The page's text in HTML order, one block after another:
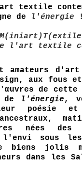
textile
de
l'énergie
l'art textile
d'art
aux
de cette
l'énergie,
poésie et
nées des
l'envi sous
biens jolis
dans les